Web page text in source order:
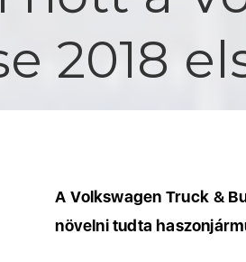
2018
A Volkswagen Truck &
növelni tudta